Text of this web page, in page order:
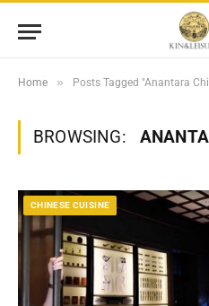
Home » Posts Tagged "Anantara
BROWSING:
CHINESE CUISINE